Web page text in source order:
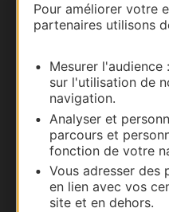
Pour améliorer votre
partenaires utilisons
Mesurer
sur l'utilisation de
navigation.
Analyser et
parcours et
fonction de votre
Vous adresser des
en lien avec vos
site et en dehors.
Nous contacter
Carte interactive
Documentation